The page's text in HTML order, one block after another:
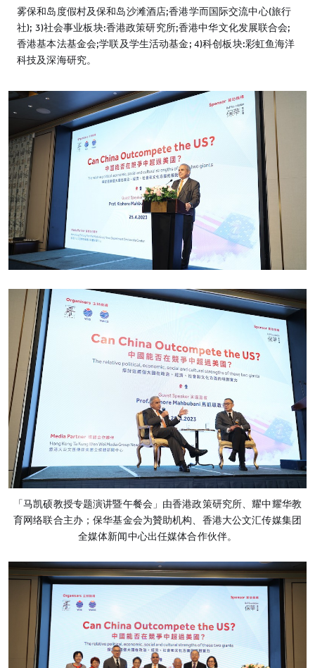
雾保和岛度假村及保和岛沙滩酒店;香港学而国际交流中心(旅行
社); 3)社会事业板块:香港政策研究所;香港中华文化发展联合会;
香港基本法基金会;学联及学生活动基金; 4)科创板块:彩虹鱼海洋
科技及深海研究。
「马凯硕教授专题演讲暨午餐会」由香港政策研究所、耀中耀华教
育网络联合主办；保华基金会为贊助机构、香港大公文汇传媒集团
全媒体新闻中心出任媒体合作伙伴。